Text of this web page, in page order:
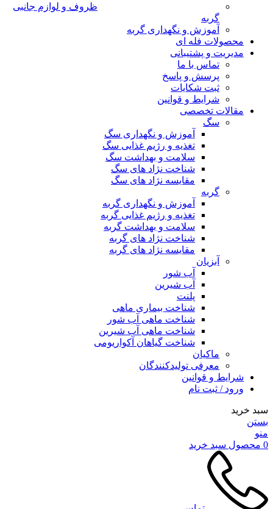
ظروف و لوازم جانبی
گربه
آموزش و نگهداری گربه
محصولات فله ای
مدیریت و پشتیبانی
تماس با ما
پرسش و پاسخ
ثبت شکایات
شرایط و قوانین
مقالات تخصصی
سگ
آموزش و نگهداری سگ
تغذیه و رژیم غذایی سگ
سلامت و بهداشت سگ
شناخت نژاد های سگ
مقایسه نژاد های سگ
گربه
آموزش و نگهداری گربه
تغذیه و رژیم غذایی گربه
سلامت و بهداشت گربه
شناخت نژاد های گربه
مقایسه نژاد های گربه
آبزیان
آب شور
آب شیرین
پلنت
شناخت بیماری ماهی
شناخت ماهی آب شور
شناخت ماهی آب شیرین
شناخت گیاهان آکواریومی
ماکیان
معرفی تولیدکنندگان
شرایط و قوانین
ورود / ثبت نام
سبد خرید
بستن
منو
0 محصول سبد خرید